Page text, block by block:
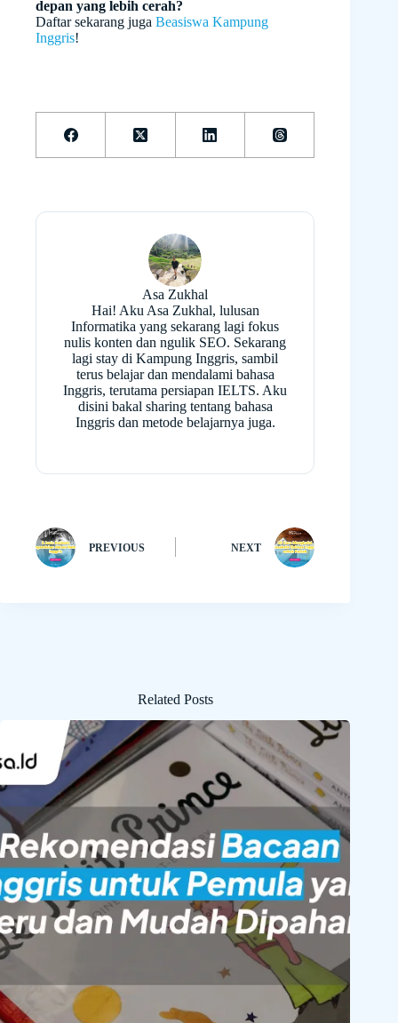
depan yang lebih cerah?
Daftar sekarang juga Beasiswa Kampung
Inggris!
Asa Zukhal
Hai! Aku Asa Zukhal, lulusan
Informatika yang sekarang lagi fokus
nulis konten dan ngulik SEO. Sekarang
lagi stay di Kampung Inggris, sambil
terus belajar dan mendalami bahasa
Inggris, terutama persiapan IELTS. Aku
disini bakal sharing tentang bahasa
Inggris dan metode belajarnya juga.
PREVIOUS NEXT
Related Posts